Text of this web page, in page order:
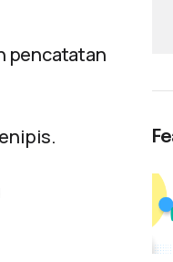
pencatatan